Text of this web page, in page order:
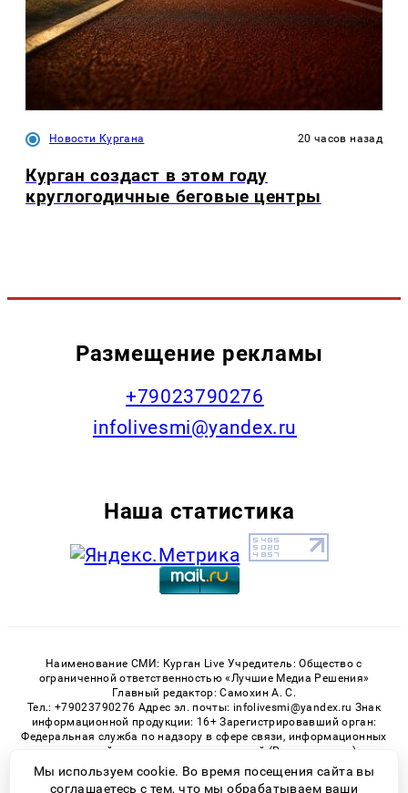
Новости Кургана 20 часов назад
Курган создаст в этом году
круглогодичные беговые центры
Размещение рекламы
+79023790276
infolivesmi@yandex.ru
Наша статистика
Наименование СМИ: Курган Live Учредитель: Общество с
ограниченной ответственностью «Лучшие Медиа Решения»
Главный редактор: Самохин А. С.
Тел.: +79023790276 Адрес эл. почты: infolivesmi@yandex.ru Знак
информационной продукции: 16+ Зарегистрировавший орган:
Федеральная служба по надзору в сфере связи, информационных
технологий и массовых коммуникаций (Роскомнадзор)
Регистрационный номер СМИ ЭЛ № ФС 77 - 82535 от 21.01.2022
Мы используем cookie. Во время посещения сайта вы
соглашаетесь с тем, что мы обрабатываем ваши